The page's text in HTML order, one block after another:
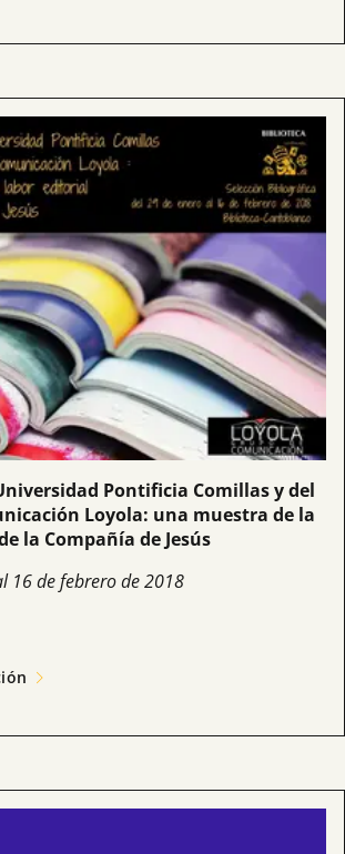
Pontificia Comillas y del
Loyola: una muestra de la
la Compañía de Jesús
16 de febrero de 2018